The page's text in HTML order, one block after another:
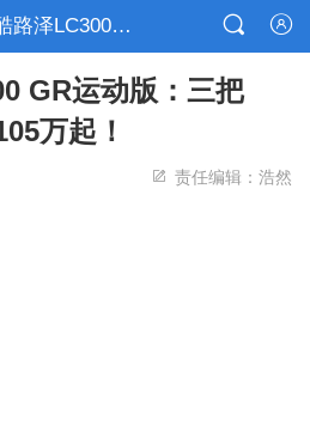
丰田酷路泽LC300 GR运动版：三把锁、全时四驱、105万起！ 

GR运动版：三把
万起！
 责任编辑：浩然